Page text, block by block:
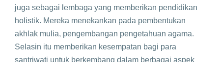
juga sebagai lembaga yang memberikan pendidikan
holistik. Mereka menekankan pada pembentukan
akhlak mulia, pengembangan pengetahuan agama.
Selasin itu memberikan kesempatan bagi para
santriwati untuk berkembang dalam berbagai aspek